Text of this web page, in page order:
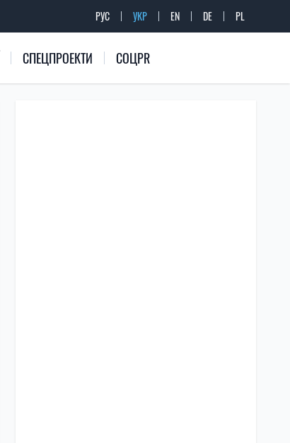
РУС УКР EN DE PL
СПЕЦПРОЕКТИ СОЦPR